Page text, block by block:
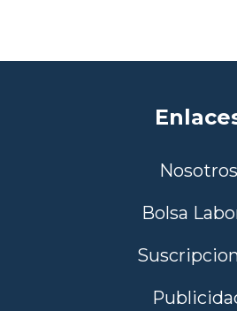
Nosotros
Bolsa